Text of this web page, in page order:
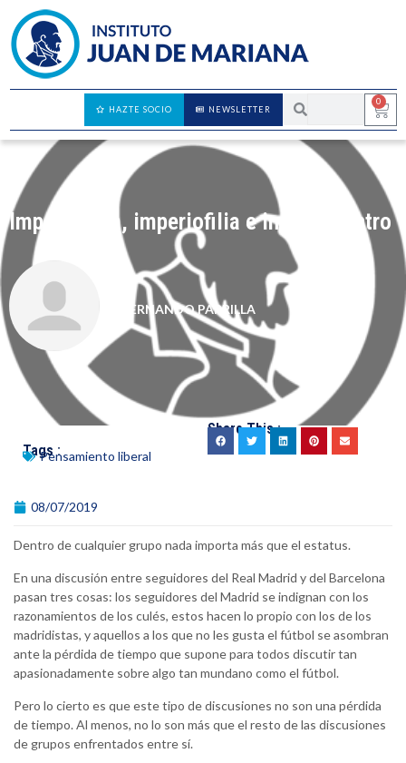
0
NEWSLETTER
HAZTE SOCIO
Imperofobia, imperiofilia e imperiocentro
FERNANDO PARRILLA
Tags :Pensamiento liberal
Share This :
08/07/2019
Dentro de cualquier grupo nada importa más que el estatus.
En una discusión entre seguidores del Real Madrid y del Barcelona
pasan tres cosas: los seguidores del Madrid se indignan con los
razonamientos de los culés, estos hacen lo propio con los de los
madridistas, y aquellos a los que no les gusta el fútbol se asombran
ante la pérdida de tiempo que supone para todos discutir tan
apasionadamente sobre algo tan mundano como el fútbol.
Pero lo cierto es que este tipo de discusiones no son una pérdida
de tiempo. Al menos, no lo son más que el resto de las discusiones
de grupos enfrentados entre sí.